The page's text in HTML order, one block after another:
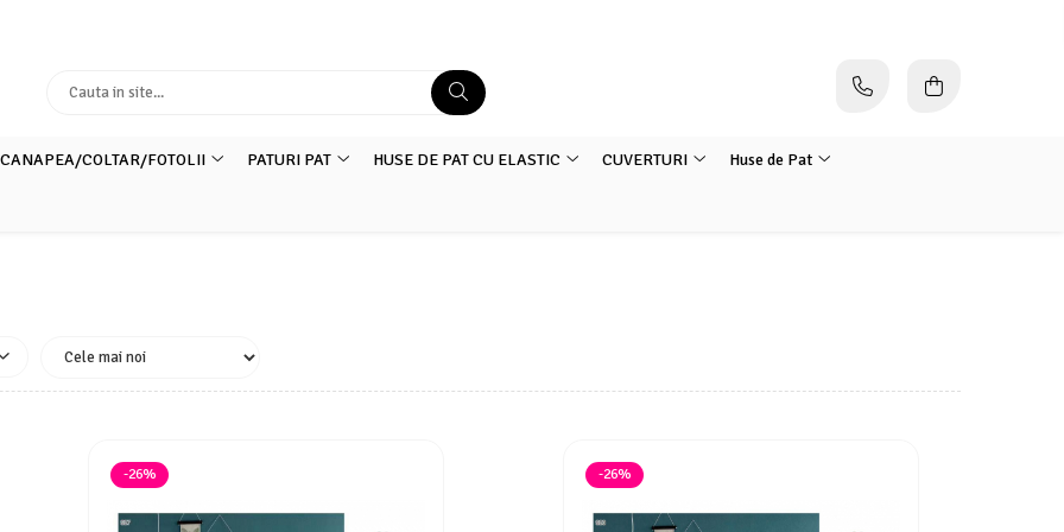
COLTAR/FOTOLII PATURI PAT HUSE DE PAT CU ELASTIC CUVERTURI Huse de Pat
-26% -26%